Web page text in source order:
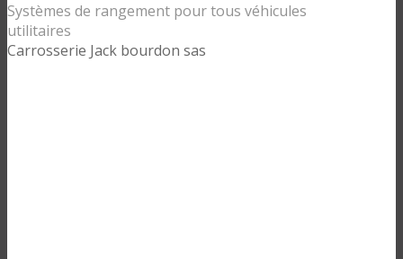
Systèmes de rangement pour tous véhicules
utilitaires
Carrosserie Jack bourdon sas